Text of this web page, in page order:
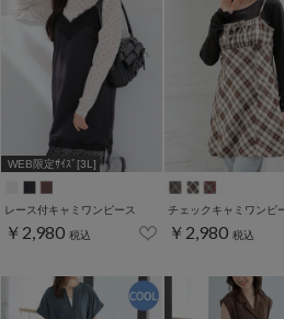
WEB限定ｻｲｽﾞ[3L]
レース付キャミワンピース
￥2,980 税込
チェックキャミワンピ
￥2,980 税込